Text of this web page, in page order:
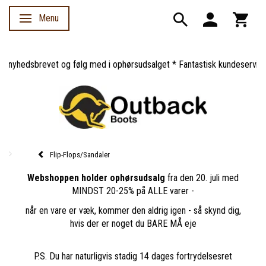
Skifte navigation
Menu
og følg med i ophørsudsalget * Fantastisk kundeservice *
Flip-Flops/Sandaler
Webshoppen holder ophørsudsalg fra den 20. juli med
MINDST 20-25% på ALLE varer -
når en vare er væk, kommer den aldrig igen - så skynd dig,
hvis der er noget du BARE MÅ eje
P.S. Du har naturligvis stadig 14 dages fortrydelsesret